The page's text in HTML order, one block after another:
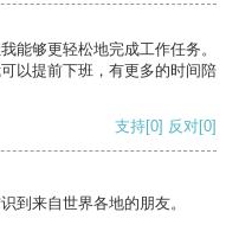
能够更轻松地完成工作任务。
以提前下班，有更多的时间陪
支持[0] 反对[0]
到来自世界各地的朋友。